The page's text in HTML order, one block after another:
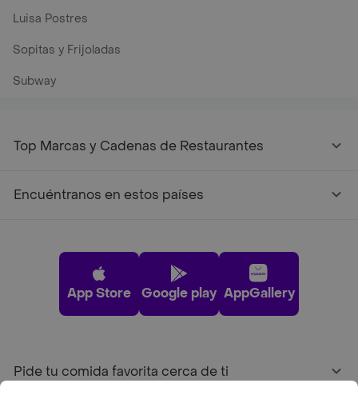
Luisa Postres
Sopitas y Frijoladas
Subway
Top Marcas y Cadenas de Restaurantes
Encuéntranos en estos países
App Store Google play AppGallery
Pide tu comida favorita cerca de ti